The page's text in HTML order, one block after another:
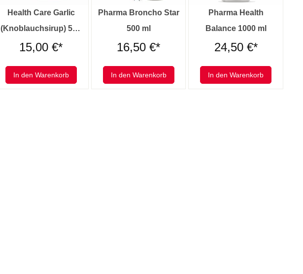
Health Care Garlic
(Knoblauchsirup) 500
ml
15,00 €*
In den Warenkorb
Pharma Broncho Star
500 ml
16,50 €*
In den Warenkorb
Pharma Health
Balance 1000 ml
24,50 €*
In den Warenkorb